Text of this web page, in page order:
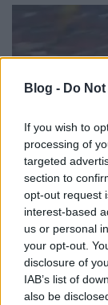
Blog - Do
If you wish to
processing of
targeted
section to
opt-out request
interest-based
us or personal
your opt-out.
disclosure of
IAB’s list of
also be
Egy
a
Lángoló Gitárok•